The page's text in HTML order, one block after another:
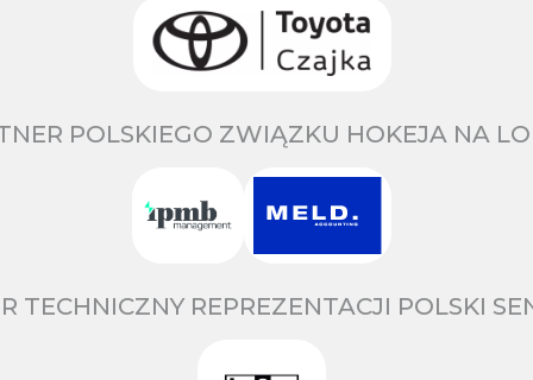
POLSKIEGO ZWIĄZKU HOKEJA NA
TECHNICZNY REPREZENTACJI POLSKI